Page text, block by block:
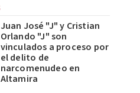
Juan José "J" y Cristian
Orlando "J" son
vinculados a proceso por
el delito de
narcomenudeo en
Altamira